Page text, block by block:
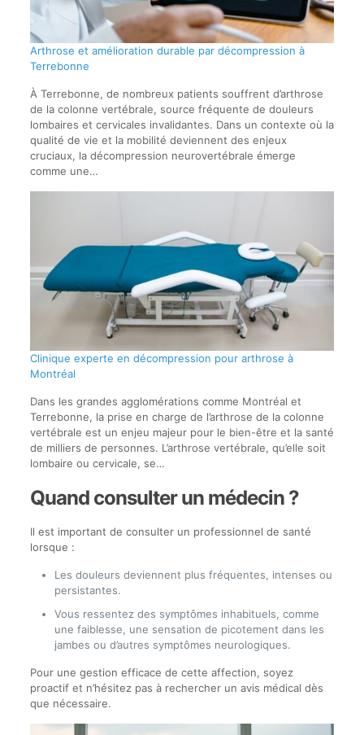
Arthrose et amélioration durable par décompression à
Terrebonne
À Terrebonne, de nombreux patients souffrent d’arthrose
de la colonne vertébrale, source fréquente de douleurs
lombaires et cervicales invalidantes. Dans un contexte où la
qualité de vie et la mobilité deviennent des enjeux
cruciaux, la décompression neurovertébrale émerge
comme une…
Clinique experte en décompression pour arthrose à
Montréal
Dans les grandes agglomérations comme Montréal et
Terrebonne, la prise en charge de l’arthrose de la colonne
vertébrale est un enjeu majeur pour le bien-être et la santé
de milliers de personnes. L’arthrose vertébrale, qu’elle soit
lombaire ou cervicale, se…
Quand consulter un médecin ?
Il est important de consulter un professionnel de santé
lorsque :
Les douleurs deviennent plus fréquentes, intenses ou
persistantes.
Vous ressentez des symptômes inhabituels, comme
une faiblesse, une sensation de picotement dans les
jambes ou d’autres symptômes neurologiques.
Pour une gestion efficace de cette affection, soyez
proactif et n’hésitez pas à rechercher un avis médical dès
que nécessaire.